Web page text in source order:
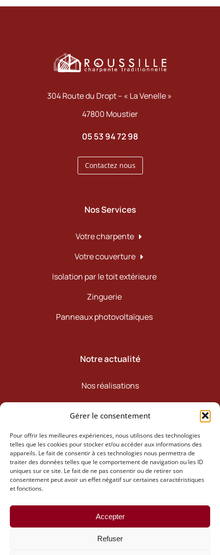
Gérer le consentement
Pour offrir les meilleures expériences, nous utilisons des technologies
telles que les cookies pour stocker et/ou accéder aux informations des
appareils. Le fait de consentir à ces technologies nous permettra de
traiter des données telles que le comportement de navigation ou les ID
uniques sur ce site. Le fait de ne pas consentir ou de retirer son
consentement peut avoir un effet négatif sur certaines caractéristiques
et fonctions.
Accepter
Refuser
304 Route du Dropt – « La Venelle »
47800 Moustier
05 53 94 72 98
Contactez nous
Nos Services
Votre charpente
Votre couverture
Isolation par le toit extérieure
Zinguerie
Panneaux photovoltaïques
Notre actualité
Nos réalisations
Notre actualité
Retrouvez-nous
MENTIONS LÉGALES